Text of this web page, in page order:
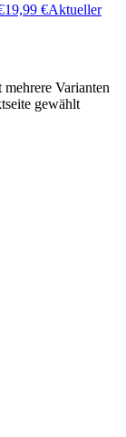
19,99 €Aktueller
Varianten
gewählt